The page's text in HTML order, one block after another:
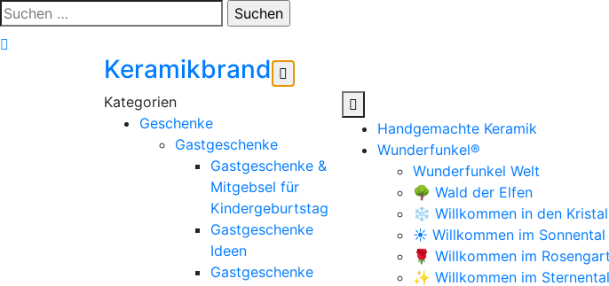
Zum
Inhalt
springen
Suchen
nach:
Keramikbrand
Geschenke
Gastgeschenke
Gastgeschenke &
Mitgebsel für
Kindergeburtstag
Gastgeschenke
Ideen
Gastgeschenke
Handgemachte Keramik
Wunderfunkel®
Wunderfunkel Welt
🌳 Wald der Elfen
❄️ Willkommen in den
☀️ Willkommen im Sonnental
🌹 Willkommen im
✨ Willkommen im Sternental